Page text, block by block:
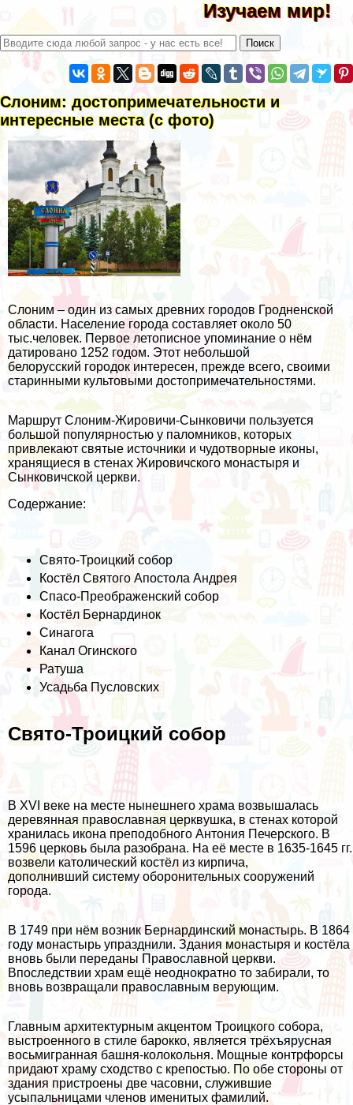
Изучаем мир!
Слоним: достопримечательности и
интересные места (с фото)
Слоним – один из самых древних городов Гродненской
области. Население города составляет около 50
тыс.человек. Первое летописное упоминание о нём
датировано 1252 годом. Этот небольшой
белорусский городок интересен, прежде всего, своими
старинными культовыми достопримечательностями.
Маршрут Слоним-Жировичи-Сынковичи пользуется
большой популярностью у паломников, которых
привлекают святые источники и чудотворные иконы,
хранящиеся в стенах Жировичского монастыря и
Сынковичской церкви.
Содержание:
Свято-Троицкий собор
Костёл Святого Апостола Андрея
Спасо-Преображенский собор
Костёл Бернардинок
Синагога
Канал Огинского
Ратуша
Усадьба Пусловских
Свято-Троицкий собор
В XVI веке на месте нынешнего храма возвышалась
деревянная православная церквушка, в стенах которой
хранилась икона преподобного Антония Печерского. В
1596 церковь была разобрана. На её месте в 1635-1645 гг.
возвели католический костёл из кирпича,
дополнивший систему оборонительных сооружений
города.
В 1749 при нём возник Бернардинский монастырь. В 1864
году монастырь упразднили. Здания монастыря и костёла
вновь были переданы Православной церкви.
Впоследствии храм ещё неоднократно то забирали, то
вновь возвращали православным верующим.
Главным архитектурным акцентом Троицкого собора,
выстроенного в стиле барокко, является трёхъярусная
восьмигранная башня-колокольня. Мощные контрфорсы
придают храму сходство с крепостью. По обе стороны от
здания пристроены две часовни, служившие
усыпальницами членов именитых фамилий.